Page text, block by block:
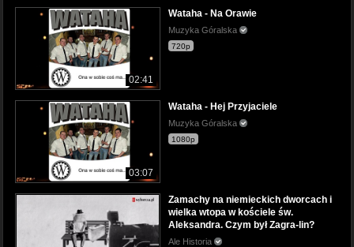
02:41
Wataha - Na Orawie
Muzyka Góralska
720p
03:07
Wataha - Hej Przyjaciele
Muzyka Góralska
1080p
Zamachy na niemieckich dworcach i
wielka wtopa w kościele św.
Aleksandra. Czym był Zagra-lin?
Ale Historia